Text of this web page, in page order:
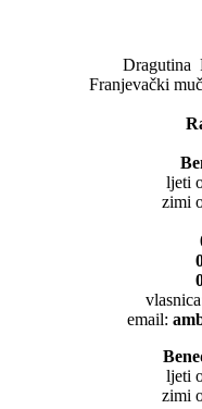
Dragutina
Franjevački
ljeti
zimi
email:
ljeti
zimi